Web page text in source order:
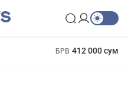
БРВ 412 000 сум